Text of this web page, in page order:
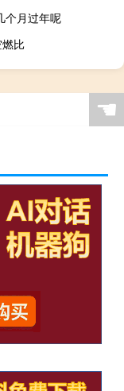
个月过年呢
比
☚